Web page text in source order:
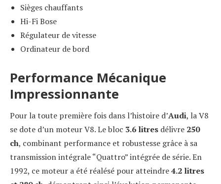
Sièges chauffants
Hi-Fi Bose
Régulateur de vitesse
Ordinateur de bord
Performance Mécanique
Impressionnante
Pour la toute première fois dans l’histoire d’Audi, la V8
se dote d’un moteur V8. Le bloc 3.6 litres délivre 250
ch, combinant performance et robustesse grâce à sa
transmission intégrale “Quattro” intégrée de série. En
1992, ce moteur a été réalésé pour atteindre4.2 litres